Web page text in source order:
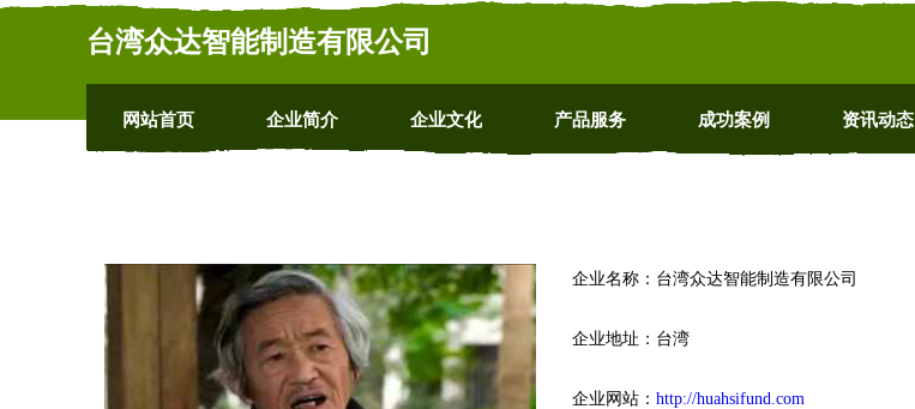
台湾众达智能制造有限公司
网站首页 企业简介 企业文化 产品服务 成功案例 资讯动态
企业名称：台湾众达智能制造有限公司
企业地址：台湾
企业网站： http://huahsifund.com